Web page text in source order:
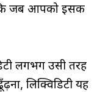
जब आपको इसकी
लगभग उसी तरह
लिक्विडिटी यह